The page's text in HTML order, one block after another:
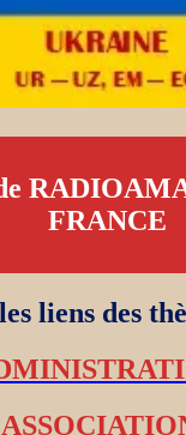
FRANCE
liens des